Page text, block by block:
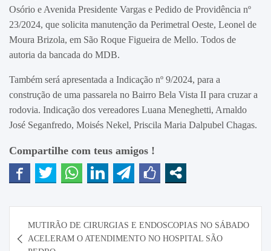
Osório e Avenida Presidente Vargas e Pedido de Providência nº
23/2024, que solicita manutenção da Perimetral Oeste, Leonel de
Moura Brizola, em São Roque Figueira de Mello. Todos de
autoria da bancada do MDB.
Também será apresentada a Indicação nº 9/2024, para a
construção de uma passarela no Bairro Bela Vista II para cruzar a
rodovia. Indicação dos vereadores Luana Meneghetti, Arnaldo
José Seganfredo, Moisés Nekel, Priscila Maria Dalpubel Chagas.
Compartilhe com teus amigos !
de
MUTIRÃO DE CIRURGIAS E ENDOSCOPIAS NO SÁBADO
ACELERAM O ATENDIMENTO NO HOSPITAL SÃO